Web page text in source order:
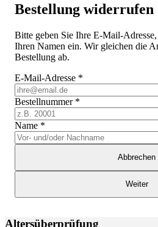
Bestellung widerrufen
Bitte geben Sie Ihre E-Mail-
Ihren Namen ein. Wir gleichen die
Bestellung ab.
E-Mail-Adresse *
Bestellnummer *
Name *
Abbrechen
Weiter
Altersüberprüfung